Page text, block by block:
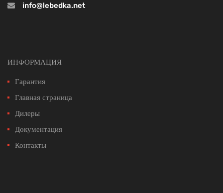
info@lebedka.net
ИНФОРМАЦИЯ
Гарантия
Главная страница
Дилеры
Документация
Контакты